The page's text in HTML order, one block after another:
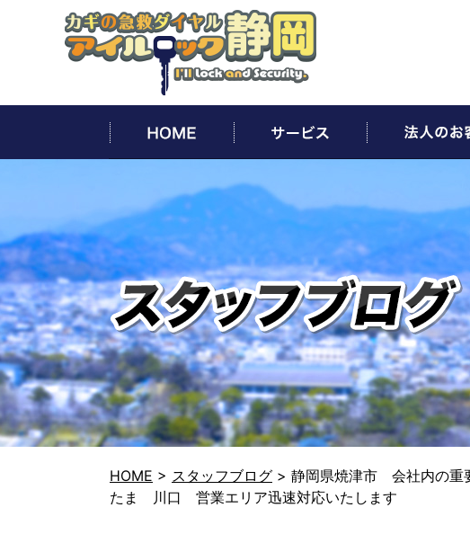
HOME > スタッフブログ > 静岡県焼津市 会社内の
たま 川口 営業エリア迅速対応いたします